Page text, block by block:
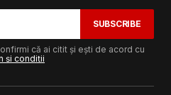
SUBSCRIBE
că ai citit și ești de acord cu
și condiții